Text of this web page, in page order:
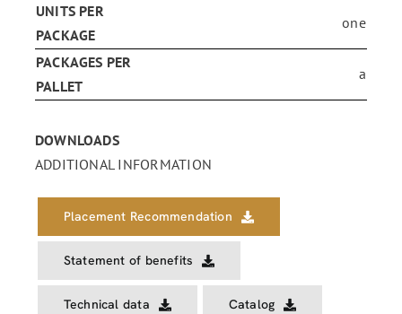
UNITS PER
PACKAGE
one
PACKAGES PER
PALLET
a
DOWNLOADS
ADDITIONAL INFORMATION
Placement Recommendation
Statement of benefits
Technical data Catalog